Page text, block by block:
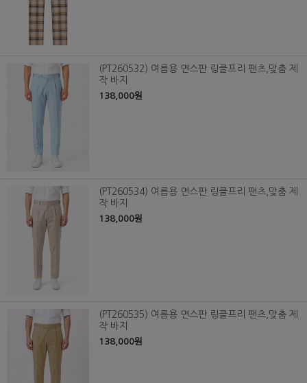
(PT260532) 여름용 면스판 링클프리 팬츠,맞춤 제
작 바지
138,000원
(PT260534) 여름용 면스판 링클프리 팬츠,맞춤 제
작 바지
138,000원
(PT260535) 여름용 면스판 링클프리 팬츠,맞춤 제
작 바지
138,000원